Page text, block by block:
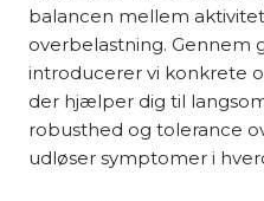
balancen mellem
overbelastning. Gennem
introducerer vi konkrete
der hjælper dig til
robusthed og tolerance
udløser symptomer i